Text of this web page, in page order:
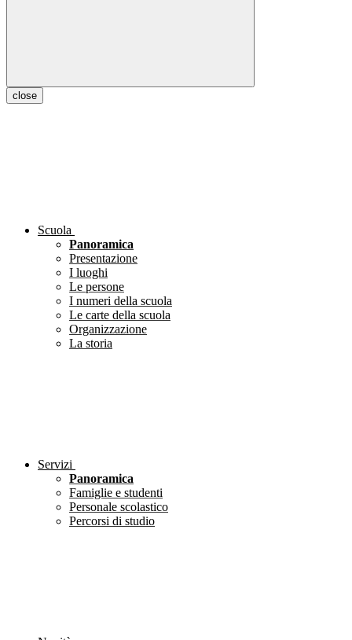
close
Scuola
Panoramica
Presentazione
I luoghi
Le persone
I numeri della scuola
Le carte della scuola
Organizzazione
La storia
Servizi
Panoramica
Famiglie e studenti
Personale scolastico
Percorsi di studio